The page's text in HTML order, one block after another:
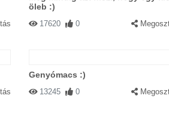
öleb :)
17620 0
Genyómacs :)
13245 0